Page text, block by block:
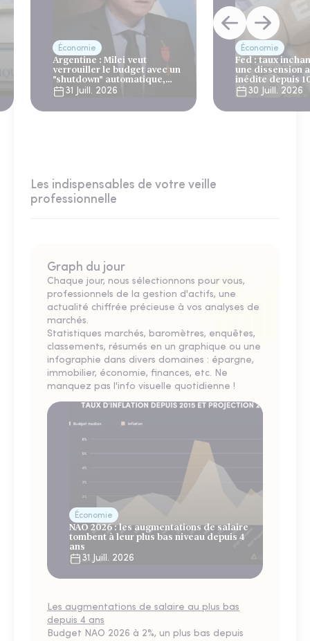
Économie
Argentine : Milei veut
verrouiller le budget avec un
"shutdown" automatique,
sous le regard bienveillant
du FMI
31 Juill. 2026
Économie
Fed : taux
une dissension
inédite depuis
30 Juill. 2026
Les indispensables de votre veille
professionnelle
Graph du jour
Chaque jour, nous sélectionnons pour vous,
professionnels de la gestion d'actifs, une
actualité chiffrée précieuse à vos analyses de
marchés.
Statistiques marchés, baromètres, enquêtes,
classements, résumés en un graphique ou une
infographie dans divers domaines : épargne,
immobilier, économie, finances, etc. Ne
manquez pas l'info visuelle quotidienne !
Économie
NAO 2026 : les augmentations de salaire
tombent à leur plus bas niveau depuis 4
ans
31 Juill. 2026
Les augmentations de salaire au plus bas
depuis 4 ans
Budget NAO 2026 à 2%, un plus bas depuis